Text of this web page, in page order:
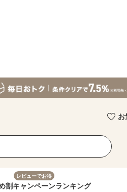
お
割
レビューでお得
キャンペーンランキング